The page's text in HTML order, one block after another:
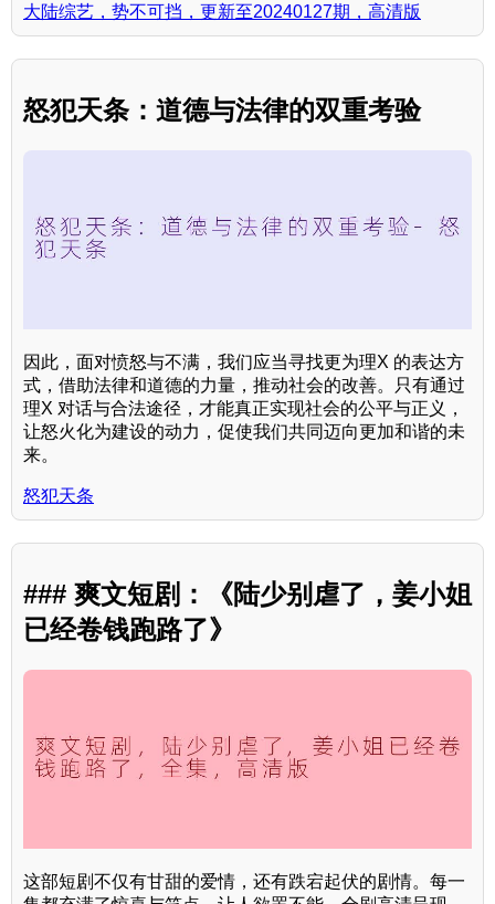
大陆综艺，势不可挡，更新至20240127期，高清版
怒犯天条：道德与法律的双重考验
因此，面对愤怒与不满，我们应当寻找更为理X 的表达方
式，借助法律和道德的力量，推动社会的改善。只有通过
理X 对话与合法途径，才能真正实现社会的公平与正义，
让怒火化为建设的动力，促使我们共同迈向更加和谐的未
来。
怒犯天条
### 爽文短剧：《陆少别虐了，姜小姐
已经卷钱跑路了》
这部短剧不仅有甘甜的爱情，还有跌宕起伏的剧情。每一